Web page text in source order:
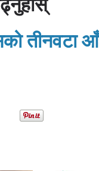
तीनवटा